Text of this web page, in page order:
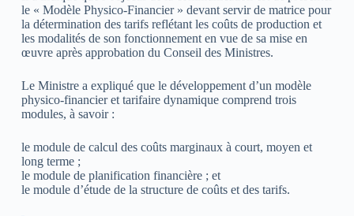
le « Modèle Physico-Financier » devant servir de matrice pour
la détermination des tarifs reflétant les coûts de production et
les modalités de son fonctionnement en vue de sa mise en
œuvre après approbation du Conseil des Ministres.
Le Ministre a expliqué que le développement d’un modèle
physico-financier et tarifaire dynamique comprend trois
modules, à savoir :
le module de calcul des coûts marginaux à court, moyen et
long terme ;
le module de planification financière ; et
le module d’étude de la structure de coûts et des tarifs.